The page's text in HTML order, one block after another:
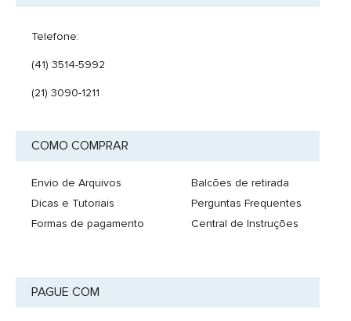
Telefone:
(41) 3514-5992
(21) 3090-1211
COMO COMPRAR
Envio de Arquivos
Dicas e Tutoriais
Formas de pagamento
Balcões de retirada
Perguntas Frequentes
Central de Instruções
PAGUE COM